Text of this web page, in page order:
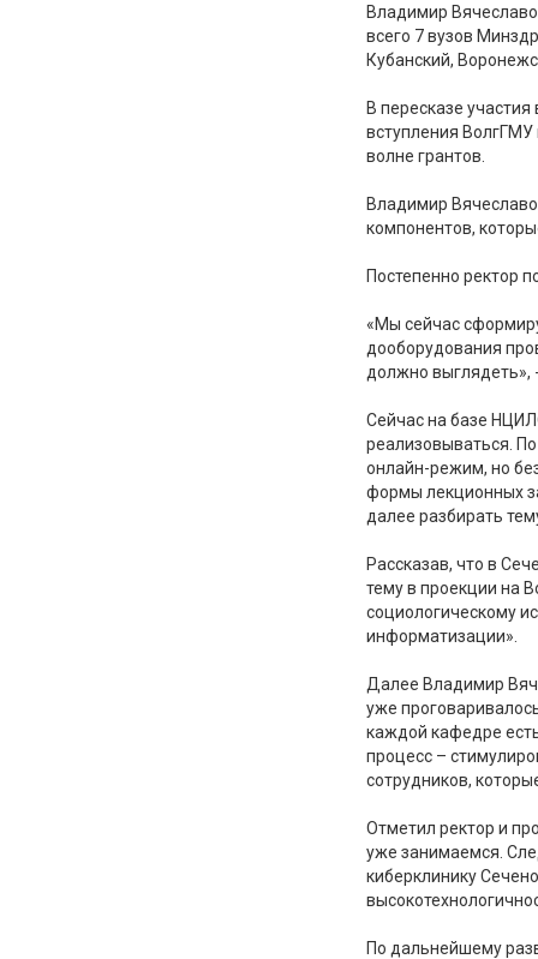
Владимир
всего 7 вузов
Кубанский,
В пересказе
вступления ВолгГМУ
волне грантов.
Владимир
компонентов,
Постепенно ректор
«Мы сейчас
дооборудования
должно выглядеть»,
Сейчас на базе
реализовываться.
онлайн-режим, но
формы лекционных
далее разбирать
Рассказав, что в
тему в проекции на
социологическому
информатизации».
Далее Владимир
уже
каждой кафедре
процесс –
сотрудников,
Отметил ректор и
уже занимаемся.
киберклинику
По дальнейшему